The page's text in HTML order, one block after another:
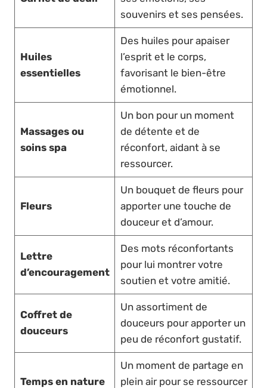
souvenirs et ses pensées.
Huiles
essentielles
Des huiles pour apaiser
l’esprit et le corps,
favorisant le bien-être
émotionnel.
Massages ou
soins spa
Un bon pour un moment
de détente et de
réconfort, aidant à se
ressourcer.
Fleurs
Un bouquet de fleurs pour
apporter une touche de
douceur et d’amour.
Lettre
d’encouragement
Des mots réconfortants
pour lui montrer votre
soutien et votre amitié.
Coffret de
douceurs
Un assortiment de
douceurs pour apporter un
peu de réconfort gustatif.
Temps en nature
Un moment de partage en
plein air pour se ressourcer